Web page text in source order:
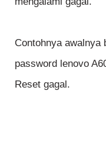
Contohnya awalnya
password lenovo
Reset gagal.